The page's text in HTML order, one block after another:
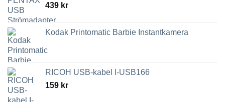
439 kr
Kodak Printomatic Barbie Instantkamera
RICOH USB-kabel I-USB166
159 kr